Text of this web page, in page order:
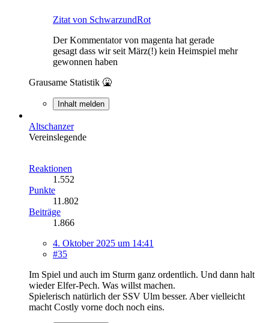
Zitat von SchwarzundRot
Der Kommentator von magenta hat gerade
gesagt dass wir seit März(!) kein Heimspiel mehr
gewonnen haben
Grausame Statistik 🤮
Inhalt melden
Altschanzer
Vereinslegende
Reaktionen
1.552
Punkte
11.802
Beiträge
1.866
4. Oktober 2025 um 14:41
#35
Im Spiel und auch im Sturm ganz ordentlich. Und dann halt
wieder Elfer-Pech. Was willst machen.
Spielerisch natürlich der SSV Ulm besser. Aber vielleicht
macht Costly vorne doch noch eins.